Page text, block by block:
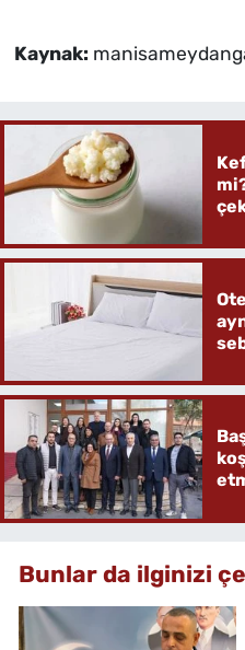
Kaynak:
Bunlar da ilginizi